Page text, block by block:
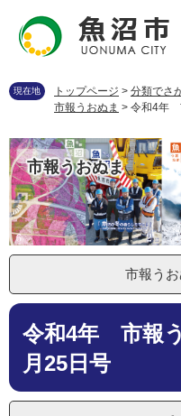
先
す
。
を
し
て
本
文
へ
現在地 トップページ > 分類でさ
市報うおぬま > 令和4年
市報うおぬま
市報う
本
令和4年 市報
月25日号